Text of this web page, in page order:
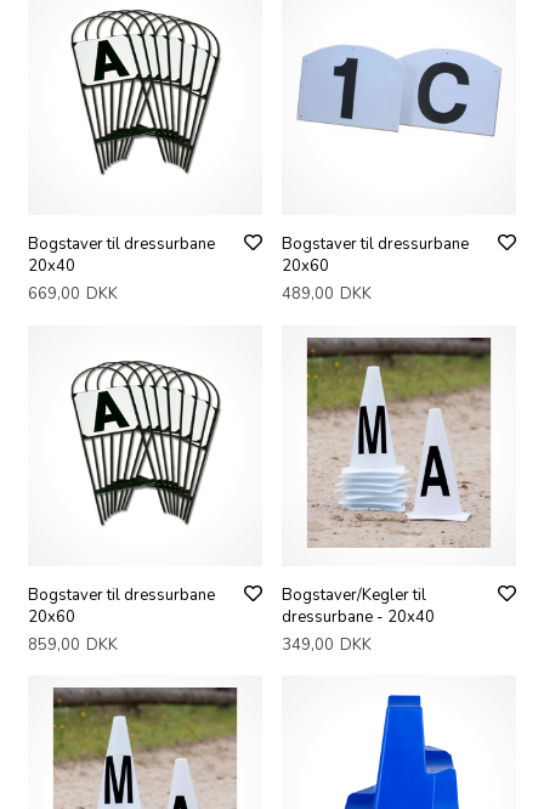
Bogstaver til dressurbane
20x40
669,00 DKK
Bogstaver til dressurbane
20x60
489,00 DKK
Bogstaver til dressurbane
20x60
859,00 DKK
Bogstaver/Kegler til
dressurbane - 20x40
349,00 DKK